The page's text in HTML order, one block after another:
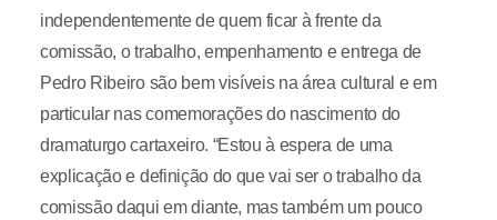
independentemente de quem ficar à frente da
comissão, o trabalho, empenhamento e entrega de
Pedro Ribeiro são bem visíveis na área cultural e em
particular nas comemorações do nascimento do
dramaturgo cartaxeiro. “Estou à espera de uma
explicação e definição do que vai ser o trabalho da
comissão daqui em diante, mas também um pouco